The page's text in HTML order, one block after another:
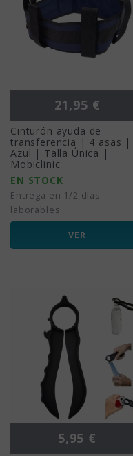
Precio
21,95 €
Cinturón ayuda de
transferencia | 4 asas |
Azul | Talla Única |
Mobiclinic
EN STOCK
Entrega en 1/2 días
laborables
VER
Precio
5,95 €